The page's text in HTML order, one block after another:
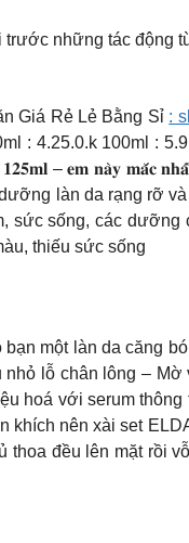
những tác động
Giá Rẻ Lẻ Bằng Sỉ :
: 4.25.0.k 100ml :
– 𝐞𝐦 𝐧𝐚̀𝐲 𝐦𝐚̆́𝐜 𝐧𝐡𝐚̂́𝐭
làn da rạng rỡ
sức sống, các dưỡng
thiếu sức sống
một làn da căng
lỗ chân lông – Mờ
hoá với serum
khích nên xài set
đều lên mặt rồi